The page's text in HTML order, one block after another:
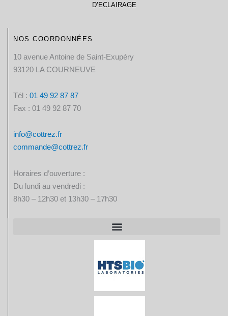
D’ECLAIRAGE
NOS COORDONNÉES
10 avenue Antoine de Saint-Exupéry
93120 LA COURNEUVE
Tél : 01 49 92 87 87​
Fax : 01 49 92 87 70
info@cottrez.fr
commande@cottrez.fr
Horaires d’ouverture :
Du lundi au vendredi :
8h30 – 12h30 et 13h30 – 17h30